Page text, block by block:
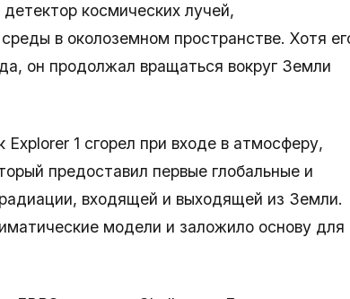
космических лучей,
в околоземном пространстве. Хотя
он продолжал вращаться вокруг Земли
Explorer 1 сгорел при входе в атмосферу,
предоставил первые глобальные и
входящей и выходящей из Земли.
модели и заложило основу для